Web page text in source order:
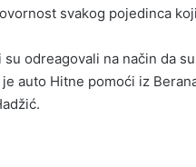
svakog pojedinca
su odreagovali na način da
auto Hitne pomoći iz